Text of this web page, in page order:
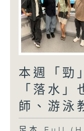
本週「勁
「落水
師、游泳